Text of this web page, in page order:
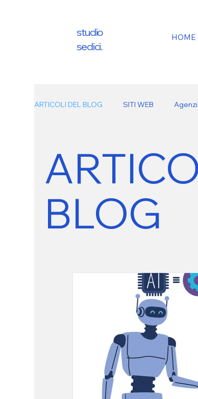
studio
sedici.
HOME
ARTICOLI DEL BLOG SITI WEB
BLOG